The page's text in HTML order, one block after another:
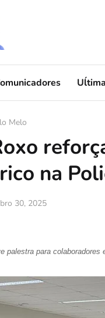
Melo
na
30, 2025
palestra para